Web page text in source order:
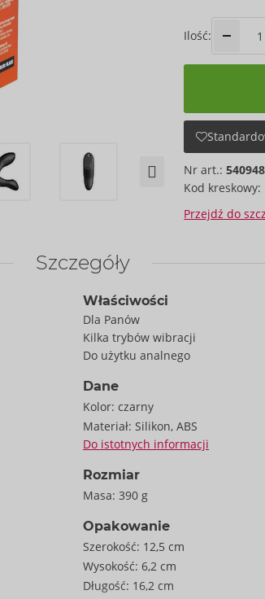
Ilość:
Nr art.:
Kod kreskowy:
Przejdź do
Szczegóły
Właściwości
Dla Panów
Kilka trybów wibracji
Do użytku analnego
Dane
Kolor: czarny
Materiał: Silikon, ABS
Do istotnych informacji
Rozmiar
Masa: 390 g
Opakowanie
Szerokość: 12,5 cm
Wysokość: 6,2 cm
Długość: 16,2 cm